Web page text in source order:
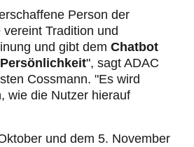
Person der
Tradition und
und gibt dem Chatbot
", sagt ADAC
Cossmann. "Es wird
wie die Nutzer hierauf
und dem 5. November